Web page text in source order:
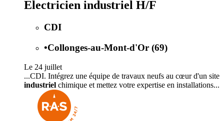
Electricien industriel H/F
CDI
•Collonges-au-Mont-d'Or (69)
Le 24 juillet
...CDI. Intégrez une équipe de travaux neufs au cœur d'un site
industriel chimique et mettez votre expertise en installations...